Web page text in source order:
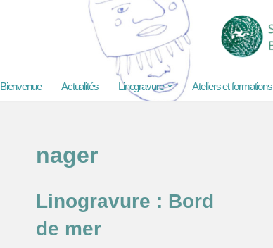
Bienvenue
Actualités Linogravure Ateliers et formations
nager
Linogravure : Bord
de mer